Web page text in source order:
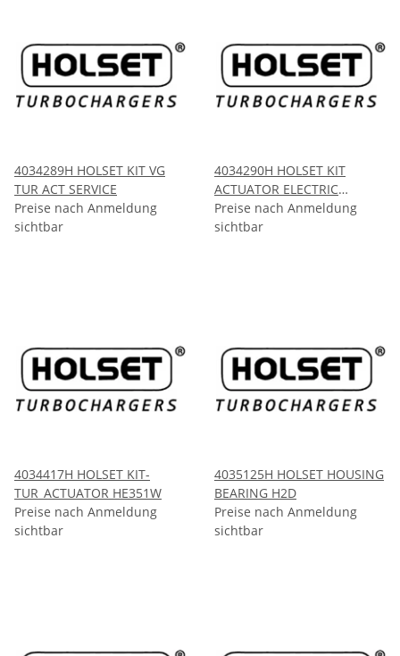
4034289H HOLSET KIT VG
TUR ACT SERVICE
Preise nach Anmeldung
sichtbar
4034290H HOLSET KIT
ACTUATOR ELECTRIC
HE400VG
Preise nach Anmeldung
sichtbar
4034417H HOLSET KIT-
TUR_ACTUATOR HE351W
Preise nach Anmeldung
sichtbar
4035125H HOLSET HOUSING
BEARING H2D
Preise nach Anmeldung
sichtbar